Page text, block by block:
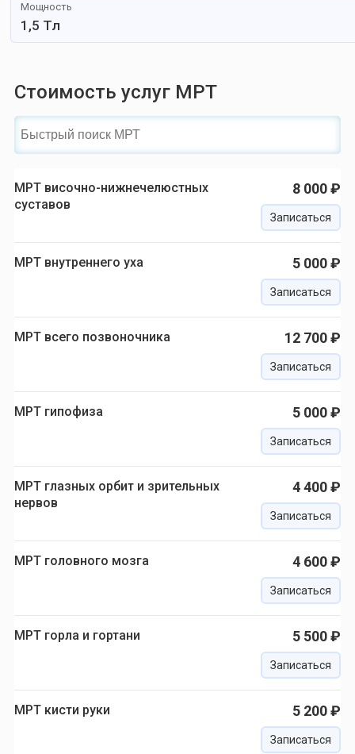
Мощность
1,5 Тл
Стоимость услуг МРТ
МРТ височно-нижнечелюстных
суставов
8 000 ₽
Записаться
МРТ внутреннего уха 5 000 ₽
Записаться
МРТ всего позвоночника 12 700 ₽
Записаться
МРТ гипофиза 5 000 ₽
Записаться
МРТ глазных орбит и зрительных
нервов
4 400 ₽
Записаться
МРТ головного мозга 4 600 ₽
Записаться
МРТ горла и гортани 5 500 ₽
Записаться
МРТ кисти руки 5 200 ₽
Записаться